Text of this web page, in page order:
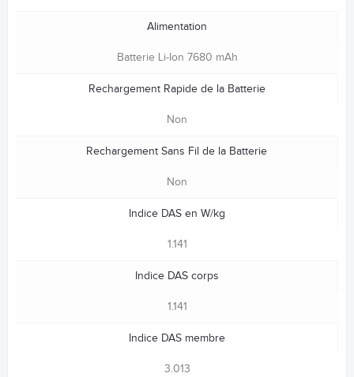
Alimentation
Batterie Li-Ion 7680 mAh
Rechargement Rapide de la Batterie
Non
Rechargement Sans Fil de la Batterie
Non
Indice DAS en W/kg
1.141
Indice DAS corps
1.141
Indice DAS membre
3.013